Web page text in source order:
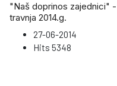
"Naš doprinos zajednici"
travnja 2014.g.
27-06-2014
Hits 5348